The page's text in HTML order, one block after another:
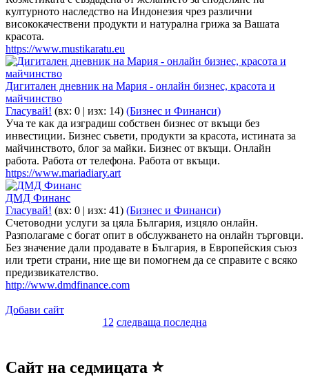
културното наследство на Индонезия чрез различни
висококачествени продукти и натурална грижа за Вашата
красота.
https://www.mustikaratu.eu
Дигитален дневник на Мария - онлайн бизнес, красота и
майчинство
Гласувай! (вх: 0 | изх: 14) (Бизнес и Финанси)
Уча те как да изградиш собствен бизнес от вкъщи без
инвестиции. Бизнес съвети, продукти за красота, истината за
майчинството, блог за майки. Бизнес от вкъщи. Онлайн
работа. Работа от телефона. Работа от вкъщи.
https://www.mariadiary.art
ДМД Финанс
Гласувай! (вх: 0 | изх: 41) (Бизнес и Финанси)
Счетоводни услуги за цяла България, изцяло онлайн.
Разполагаме с богат опит в обслужването на онлайн търговци.
Без значение дали продавате в България, в Европейския съюз
или трети страни, ние ще ви помогнем да се справите с всяко
предизвикателство.
http://www.dmdfinance.com
Добави сайт
1 2 следваща последна
Сайт на седмицата ⭐